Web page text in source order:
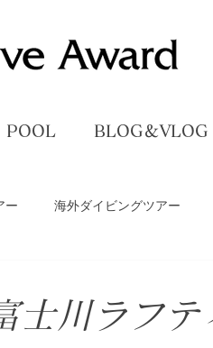
POOL BLOG＆VLOG
ー 海外ダイビングツアー
士川ラフテ